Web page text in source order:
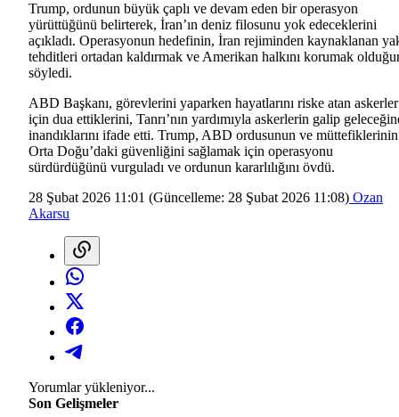
Trump, ordunun büyük çaplı ve devam eden bir operasyon
yürüttüğünü belirterek, İran’ın deniz filosunu yok edeceklerini
açıkladı. Operasyonun hedefinin, İran rejiminden kaynaklanan
tehditleri ortadan kaldırmak ve Amerikan halkını korumak
söyledi.
ABD Başkanı, görevlerini yaparken hayatlarını riske atan askerler
için dua ettiklerini, Tanrı’nın yardımıyla askerlerin galip
inandıklarını ifade etti. Trump, ABD ordusunun ve müttefiklerinin
Orta Doğu’daki güvenliğini sağlamak için operasyonu
sürdürdüğünü vurguladı ve ordunun kararlılığını övdü.
28 Şubat 2026 11:01 (Güncelleme: 28 Şubat 2026 11:08) Ozan
Akarsu
Yorumlar yükleniyor...
Son Gelişmeler